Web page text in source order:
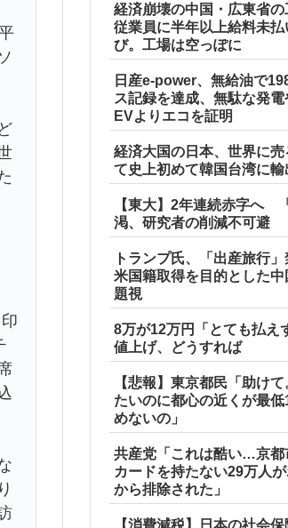
経済崩壊の中国・広東省
従業員に半年以上給料未
び。工場は空っぽに
日産e-power、無給油で
ス記録を達成、無駄な発電
EVよりエコを証明
経済大国の日本、世界に
て史上初めて韓国台湾に
【東大】2年連続赤字へ
渇、研究者の削減不可避
トランプ氏、「出産旅行
米国籍取得を目的とした
題視
8万が12万円「とても払
値上げ、どうすれば
【悲報】東京都民「助け
たいのに都心の近くが最
めないの」
共産党「これは酷い…京都
カードを持たない29万人
から排除された」
【消費減税】日本の社会